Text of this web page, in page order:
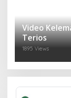
Video
Terios
1895 Views